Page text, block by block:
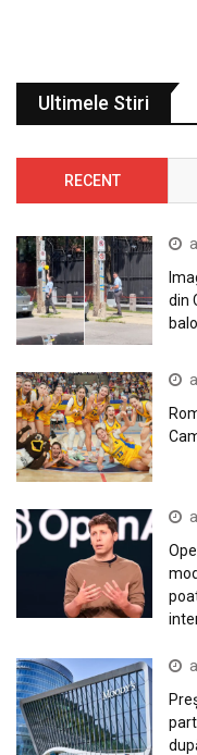
Ultimele Stiri
RECENT
din